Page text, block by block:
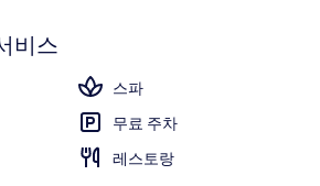
비스
스파
무료 주차
레스토랑